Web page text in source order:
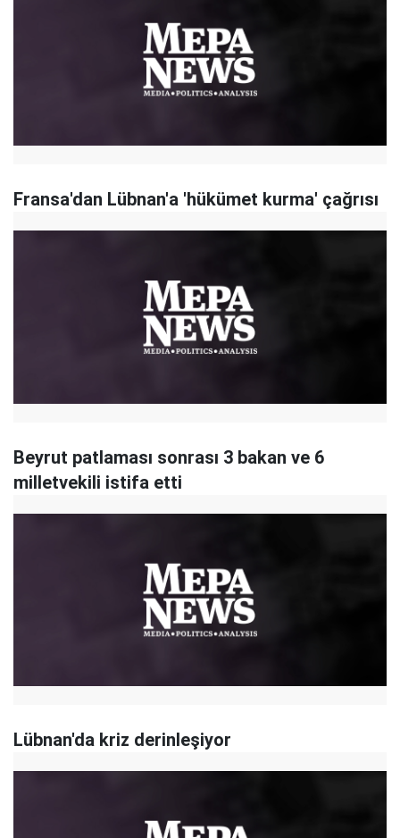
Fransa'dan Lübnan'a 'hükümet kurma' çağrısı
Beyrut patlaması sonrası 3 bakan ve 6
milletvekili istifa etti
Lübnan'da kriz derinleşiyor